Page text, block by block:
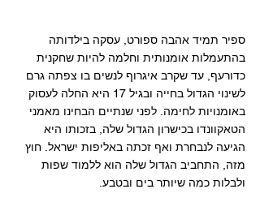
ספיר תמיד אהבה ספורט, עסקה בילדותה
בהתעמלות אומנותית וחלמה להיות שחקנית
כדורעף, עד שקרב איגרוף לנשים בו צפתה גרם
לשינוי הגדול בחייה ובגיל 17 היא החלה לעסוק
באומנויות לחימה. לפני שנתיים הבחינו מאמני
הטאקוונדו בכישרון הגדול שלה, בזכותו היא
הגיעה לנבחרת ואף זכתה באליפות ישראל. חוץ
מזה, התחביב הגדול שלה הוא ללמוד שפות
ולבלות כמה שיותר בים ובטבע.